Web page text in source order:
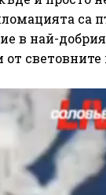
са
в най-